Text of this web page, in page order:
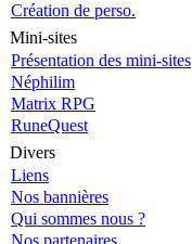
Création de perso.
Mini-sites
Présentation des mini-sites
Néphilim
Matrix RPG
RuneQuest
Divers
Liens
Nos bannières
Qui sommes nous ?
Nos partenaires